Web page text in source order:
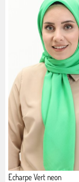
Echarpe Vert neon